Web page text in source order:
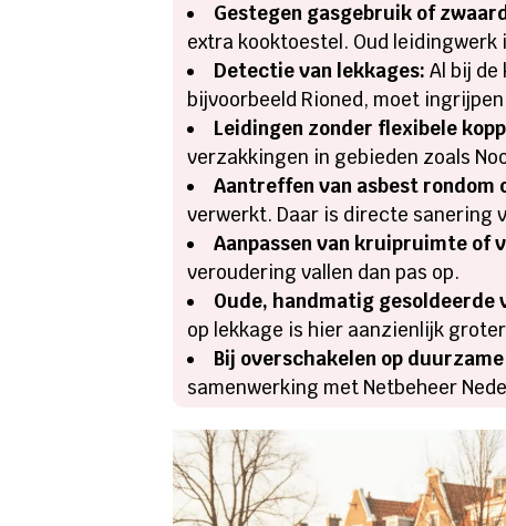
Gestegen gasgebruik of
extra kooktoestel. Oud
Detectie van lekkages: Al bij
bijvoorbeeld Rioned, moet
Leidingen zonder flexibele
verzakkingen in gebieden zoals
Aantreffen van asbest rondom
verwerkt. Daar is directe sanering
Aanpassen van kruipruimte of
veroudering vallen dan pas op.
Oude, handmatig gesoldeerde
op lekkage is hier aanzienlijk
Bij overschakelen op
samenwerking met Netbeheer